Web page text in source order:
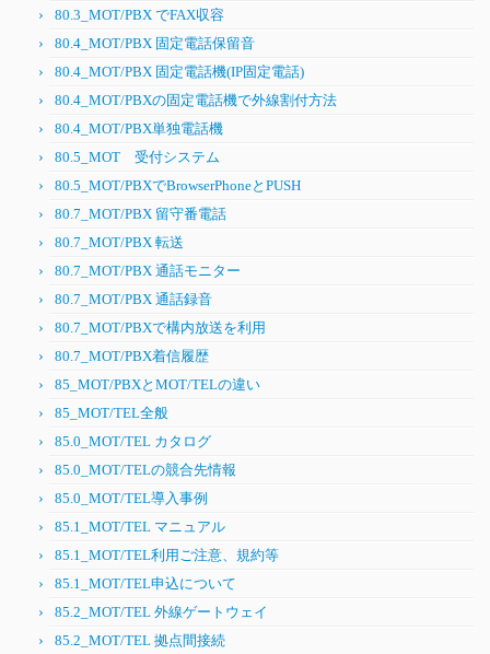
80.3_MOT/PBX でFAX収容
80.4_MOT/PBX 固定電話保留音
80.4_MOT/PBX 固定電話機(IP固定電話)
80.4_MOT/PBXの固定電話機で外線割付方法
80.4_MOT/PBX単独電話機
80.5_MOT 受付システム
80.5_MOT/PBXでBrowserPhoneとPUSH
80.7_MOT/PBX 留守番電話
80.7_MOT/PBX 転送
80.7_MOT/PBX 通話モニター
80.7_MOT/PBX 通話録音
80.7_MOT/PBXで構内放送を利用
80.7_MOT/PBX着信履歴
85_MOT/PBXとMOT/TELの違い
85_MOT/TEL全般
85.0_MOT/TEL カタログ
85.0_MOT/TELの競合先情報
85.0_MOT/TEL導入事例
85.1_MOT/TEL マニュアル
85.1_MOT/TEL利用ご注意、規約等
85.1_MOT/TEL申込について
85.2_MOT/TEL 外線ゲートウェイ
85.2_MOT/TEL 拠点間接続